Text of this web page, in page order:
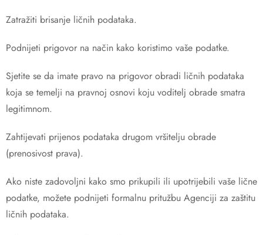
Zatražiti brisanje ličnih podataka.
Podnijeti prigovor na način kako koristimo vaše podatke.
Sjetite se da imate pravo na prigovor obradi ličnih podataka
koja se temelji na pravnoj osnovi koju voditelj obrade smatra
legitimnom.
Zahtijevati prijenos podataka drugom vršitelju obrade
(prenosivost prava).
Ako niste zadovoljni kako smo prikupili ili upotrijebili vaše lične
podatke, možete podnijeti formalnu pritužbu Agenciji za zaštitu
ličnih podataka.